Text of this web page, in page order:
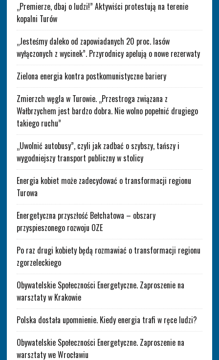
„Premierze, dbaj o ludzi!” Aktywiści protestują na terenie
kopalni Turów
„Jesteśmy daleko od zapowiadanych 20 proc. lasów
wyłączonych z wycinek”. Przyrodnicy apelują o nowe rezerwaty
Zielona energia kontra postkomunistyczne bariery
Zmierzch węgla w Turowie. „Przestroga związana z
Wałbrzychem jest bardzo dobra. Nie wolno popełnić drugiego
takiego ruchu”
„Uwolnić autobusy”, czyli jak zadbać o szybszy, tańszy i
wygodniejszy transport publiczny w stolicy
Energia kobiet może zadecydować o transformacji regionu
Turowa
Energetyczna przyszłość Bełchatowa – obszary
przyspieszonego rozwoju OZE
Po raz drugi kobiety będą rozmawiać o transformacji regionu
zgorzeleckiego
Obywatelskie Społeczności Energetyczne. Zaproszenie na
warsztaty w Krakowie
Polska dostała upomnienie. Kiedy energia trafi w ręce ludzi?
Obywatelskie Społeczności Energetyczne. Zaproszenie na
warsztaty we Wrocławiu